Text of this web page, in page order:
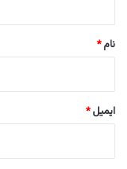
نام*
ایمیل*